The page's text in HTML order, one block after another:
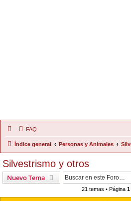
FAQ
Índice general Personas y Animales
Silvestrismo y otros
Nuevo Tema
21 temas • Página 1